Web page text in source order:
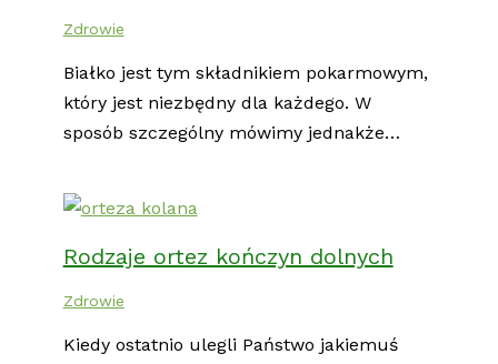
Zdrowie
Białko jest tym składnikiem pokarmowym,
który jest niezbędny dla każdego. W
sposób szczególny mówimy jednakże…
Rodzaje ortez kończyn dolnych
Zdrowie
Kiedy ostatnio ulegli Państwo jakiemuś